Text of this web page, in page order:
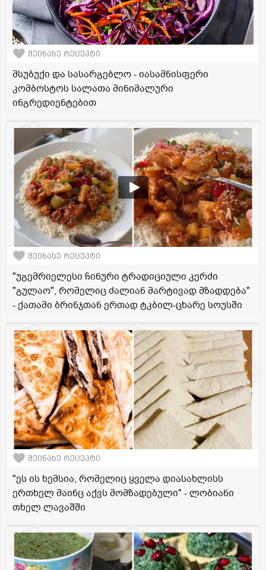
შეინახე რეცეპტი
მსუბუქი და სასარგებლო - იასამნისფერი
კომბოსტოს სალათა მინიმალური
ინგრედიენტებით
შეინახე რეცეპტი
"უგემრიელესი ჩინური ტრადიციული კერძი
"გულაო", რომელიც ძალიან მარტივად მზადდება"
- ქათამი ბრინჯთან ერთად ტკბილ-ცხარე სოუსში
შეინახე რეცეპტი
"ეს ის ხემსია, რომელიც ყველა დიასახლისს
ერთხელ მაინც აქვს მომზადებული" - ლობიანი
თხელ ლავაშში